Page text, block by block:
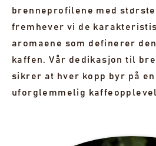
brenneprofilene med
fremhever vi de
aromaene som definerer
kaffen. Vår dedikasjon til
sikrer at hver kopp byr på
uforglemmelig